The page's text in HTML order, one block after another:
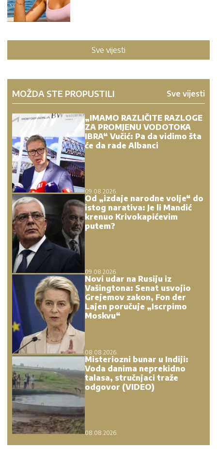
Sve vijesti
MOŽDA STE PROPUSTILI Sve vijesti
„IMAMO RAZLIČITE RAZLOGE
ZA PROMJENU VODOTOKA
IBRA“ Vučić: Pa da vidimo šta
će da rade Albanci
09.08.2026.
Od „izdaje narodne volje“ do
istog narativa: Je li Mandić
krenuo Krivokapićevim
putem?
09.08.2026.
Novi udar na Rusiju iz
Vašingtona: Senat usvojio
Grejemov zakon, Fon der
Lajen poručuje „Iscrpimo
Moskvu“
08.08.2026.
Misteriozni bunar u Indiji:
Voda danima neprekidno
talasa, stručnjaci traže
odgovor (VIDEO)
08.08.2026.